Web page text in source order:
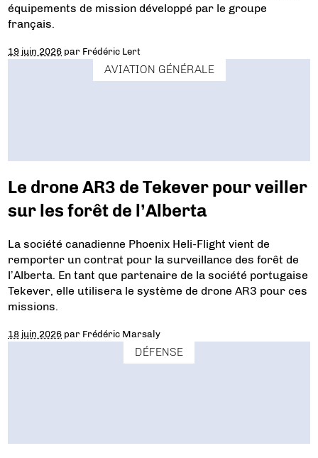
équipements de mission développé par le groupe
français.
19 juin 2026 par Frédéric Lert
AVIATION GÉNÉRALE
Le drone AR3 de Tekever pour veiller
sur les forêt de l’Alberta
La société canadienne Phoenix Heli-Flight vient de
remporter un contrat pour la surveillance des forêt de
l’Alberta. En tant que partenaire de la société portugaise
Tekever, elle utilisera le système de drone AR3 pour ces
missions.
18 juin 2026 par Frédéric Marsaly
DÉFENSE